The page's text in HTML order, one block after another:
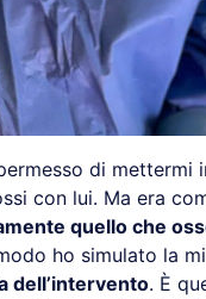
di
con lui. Ma era
quello che
ho simulato la
dell’intervento. È